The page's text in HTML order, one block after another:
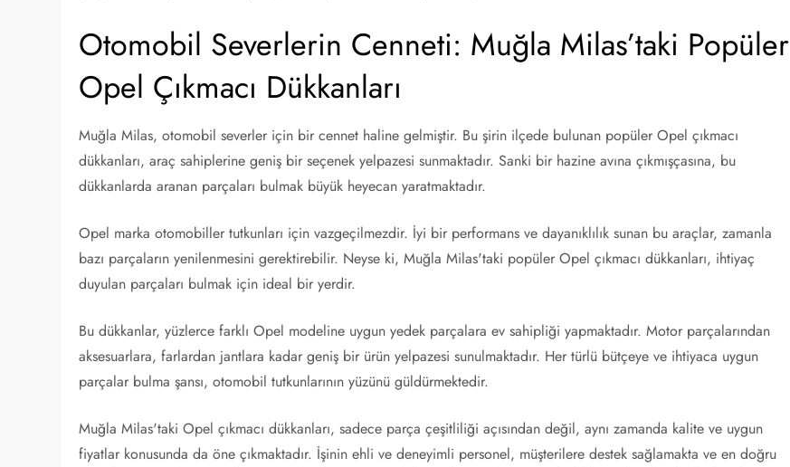
Otomobil Severlerin Cenneti: Muğla Milas’taki Popüler
Opel Çıkmacı Dükkanları
Muğla Milas, otomobil severler için bir cennet haline gelmiştir. Bu şirin ilçede bulunan popüler Opel çıkmacı
dükkanları, araç sahiplerine geniş bir seçenek yelpazesi sunmaktadır. Sanki bir hazine avına çıkmışçasına, bu
dükkanlarda aranan parçaları bulmak büyük heyecan yaratmaktadır.
Opel marka otomobiller tutkunları için vazgeçilmezdir. İyi bir performans ve dayanıklılık sunan bu araçlar, zamanla
bazı parçaların yenilenmesini gerektirebilir. Neyse ki, Muğla Milas'taki popüler Opel çıkmacı dükkanları, ihtiyaç
duyulan parçaları bulmak için ideal bir yerdir.
Bu dükkanlar, yüzlerce farklı Opel modeline uygun yedek parçalara ev sahipliği yapmaktadır. Motor parçalarından
aksesuarlara, farlardan jantlara kadar geniş bir ürün yelpazesi sunulmaktadır. Her türlü bütçeye ve ihtiyaca uygun
parçalar bulma şansı, otomobil tutkunlarının yüzünü güldürmektedir.
Muğla Milas'taki Opel çıkmacı dükkanları, sadece parça çeşitliliği açısından değil, aynı zamanda kalite ve uygun
fiyatlar konusunda da öne çıkmaktadır. İşinin ehli ve deneyimli personel, müşterilere destek sağlamakta ve en doğru